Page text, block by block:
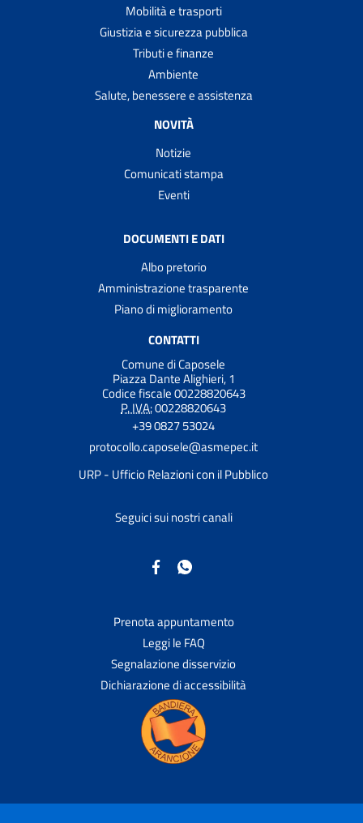
Mobilità e trasporti
Giustizia e sicurezza pubblica
Tributi e finanze
Ambiente
Salute, benessere e assistenza
NOVITÀ
Notizie
Comunicati stampa
Eventi
DOCUMENTI E DATI
Albo pretorio
Amministrazione trasparente
Piano di miglioramento
CONTATTI
Comune di Caposele
Piazza Dante Alighieri, 1
Codice fiscale 00228820643
P. IVA:00228820643
+39 0827 53024
protocollo.caposele@asmepec.it
URP - Ufficio Relazioni con il Pubblico
Seguici sui nostri canali
Prenota appuntamento
Leggi le FAQ
Segnalazione disservizio
Dichiarazione di accessibilità